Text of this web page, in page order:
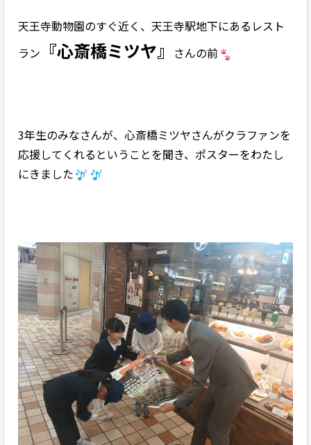
天王寺動物園のすぐ近く、天王寺駅地下にあるレスト
ラン
『心斎橋ミツヤ』 さんの前
3年生のみなさんが、心斎橋ミツヤさんがクラファンを
応援してくれるということを聞き、ポスターをわたし
にきました